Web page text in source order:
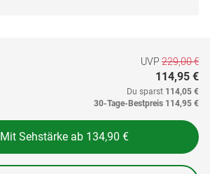
UVP 229,00 €
114,95 €
Du sparst 114,05 €
30-Tage-Bestpreis 114,95 €
Mit Sehstärke ab 134,90 €